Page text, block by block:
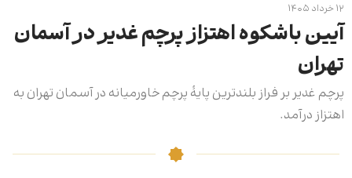
۱۲ خرداد ۱۴۰۵
آیین باشکوه اهتزاز پرچم غدیر در آسمان
تهران
پرچم غدیر بر فراز بلندترین پایۀ پرچم خاورمیانه در آسمان تهران به
اهتزاز درآمد.